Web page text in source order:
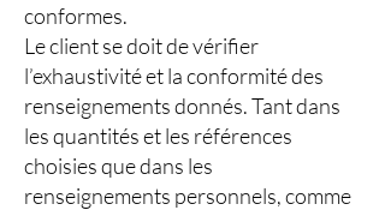
conformes.
Le client se doit de vérifier
l’exhaustivité et la conformité des
renseignements donnés. Tant dans
les quantités et les références
choisies que dans les
renseignements personnels, comme